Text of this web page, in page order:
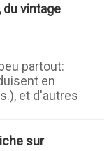
du vintage
partout:
en
et d'autres
sur